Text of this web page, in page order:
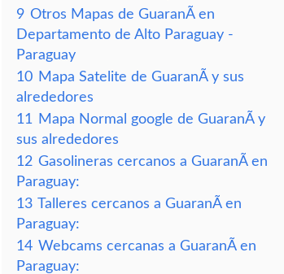
9 Otros Mapas de GuaranÃ­ en
Departamento de Alto Paraguay -
Paraguay
10 Mapa Satelite de GuaranÃ­ y sus
alrededores
11
Mapa Normal google de GuaranÃ­ y
sus alrededores
12 Gasolineras cercanos a GuaranÃ­ en
Paraguay:
13 Talleres cercanos a GuaranÃ­ en
Paraguay:
14 Webcams cercanas a GuaranÃ­ en
Paraguay: